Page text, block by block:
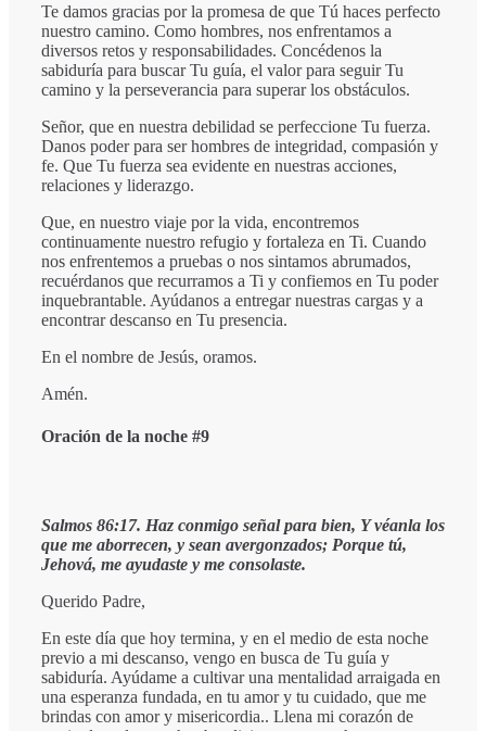
Te damos gracias por la promesa de que Tú haces perfecto
nuestro camino. Como hombres, nos enfrentamos a
diversos retos y responsabilidades. Concédenos la
sabiduría para buscar Tu guía, el valor para seguir Tu
camino y la perseverancia para superar los obstáculos.
Señor, que en nuestra debilidad se perfeccione Tu fuerza.
Danos poder para ser hombres de integridad, compasión y
fe. Que Tu fuerza sea evidente en nuestras acciones,
relaciones y liderazgo.
Que, en nuestro viaje por la vida, encontremos
continuamente nuestro refugio y fortaleza en Ti. Cuando
nos enfrentemos a pruebas o nos sintamos abrumados,
recuérdanos que recurramos a Ti y confiemos en Tu poder
inquebrantable. Ayúdanos a entregar nuestras cargas y a
encontrar descanso en Tu presencia.
En el nombre de Jesús, oramos.
Amén.
Oración de la noche #9
Salmos 86:17. Haz conmigo señal para bien, Y véanla los
que me aborrecen, y sean avergonzados; Porque tú,
Jehová, me ayudaste y me consolaste.
Querido Padre,
En este día que hoy termina, y en el medio de esta noche
previo a mi descanso, vengo en busca de Tu guía y
sabiduría. Ayúdame a cultivar una mentalidad arraigada en
una esperanza fundada, en tu amor y tu cuidado, que me
brindas con amor y misericordia.. Llena mi corazón de